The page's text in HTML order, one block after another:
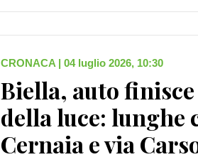
CRONACA | 04 luglio 2026, 10:30
Biella, auto
della luce: lunghe
Cernaia e via